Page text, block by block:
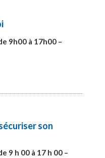
9h00 à 17h00 –
son
9 h 00 à 17 h 00 –